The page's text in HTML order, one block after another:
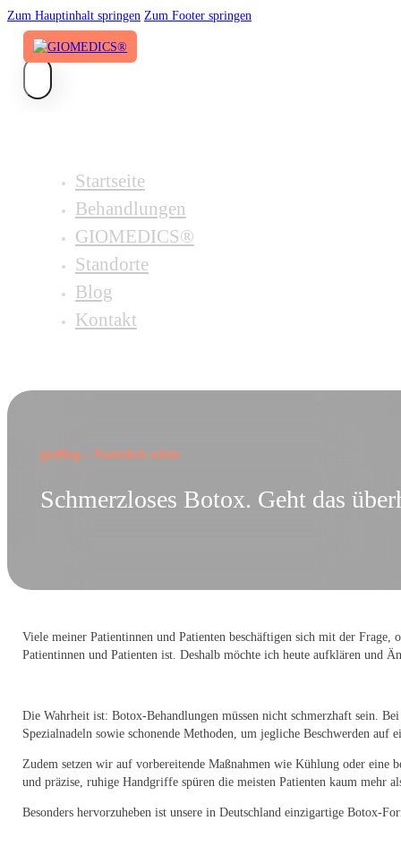
Zum Hauptinhalt springen Zum Footer springen
Startseite
Behandlungen
GIOMEDICS®
Standorte
Blog
Kontakt
gioBlog – Natürlich schön
Schmerzloses Botox. Geht das
Viele meiner Patientinnen und Patienten beschäftigen sich mit der
Patientinnen und Patienten ist. Deshalb möchte ich heute aufklären und
Die Wahrheit ist: Botox-Behandlungen müssen nicht schmerzhaft sein.
Spezialnadeln sowie schonende Methoden, um jegliche Beschwerden auf
Zudem setzen wir auf vorbereitende Maßnahmen wie Kühlung oder eine
und präzise, ruhige Handgriffe spüren die meisten Patienten kaum mehr
Besonders hervorzuheben ist unsere in Deutschland einzigartige Botox-